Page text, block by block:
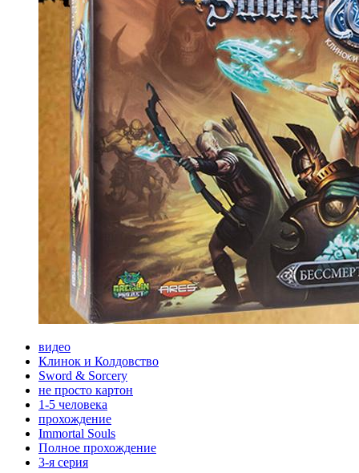
видео
Клинок и Колдовство
Sword & Sorcery
не просто картон
1-5 человека
прохождение
Immortal Souls
Полное прохождение
3-я серия